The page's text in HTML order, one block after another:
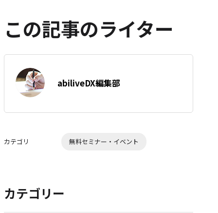
SNS
で
ェ
す
る
ア
リ
ー
を
な
ッ
ー
この記事のライター
著
者:
abiliveDX編集部
カテゴリ 無料セミナー・イベント
カテゴリー